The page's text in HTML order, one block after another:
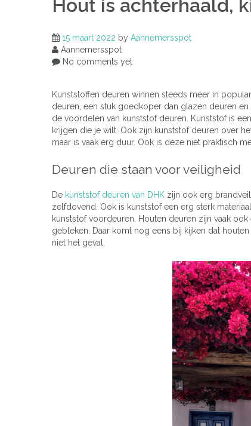
Hout is achterhaald,
15 maart 2022 by Aannemersspot
Aannemersspot
No comments yet
Kunststoffen deuren winnen steeds meer in
deuren, een stuk goedkoper dan glazen deuren
de voordelen van kunststof deuren. Kunststof is
krijgen die je wilt. Ook zijn kunststof deuren over
maar is vaak erg duur. Ook is deze niet praktisch
Deuren die staan voor veiligheid
De kunststof deuren van DHK zijn ook erg
zelfdovend. Ook is kunststof een erg sterk
kunststof voordeuren. Houten deuren zijn vaak
gebleken. Daar komt nog eens bij kijken dat
niet het geval.